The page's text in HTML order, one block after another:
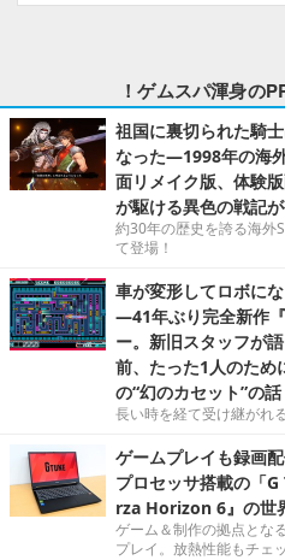
！ゲムスパ渾身の
祖国に裏切られた騎
なった―1998年の海
面リメイク版、体験
が駆ける異色の戦記
約30年の歴史を誇る海外
て登場！
車が変形してロボに
―41年ぶり完全新作
ー。新旧スタッフが
前、たった1人のため
の“幻のカセット”の話
長い時を経て受け継がれ
ゲームプレイも録画
プロセッサ搭載の「
rza Horizon 6』の世
ゲーム＆制作の拠点とな
プレイ。放熱性能もチェ